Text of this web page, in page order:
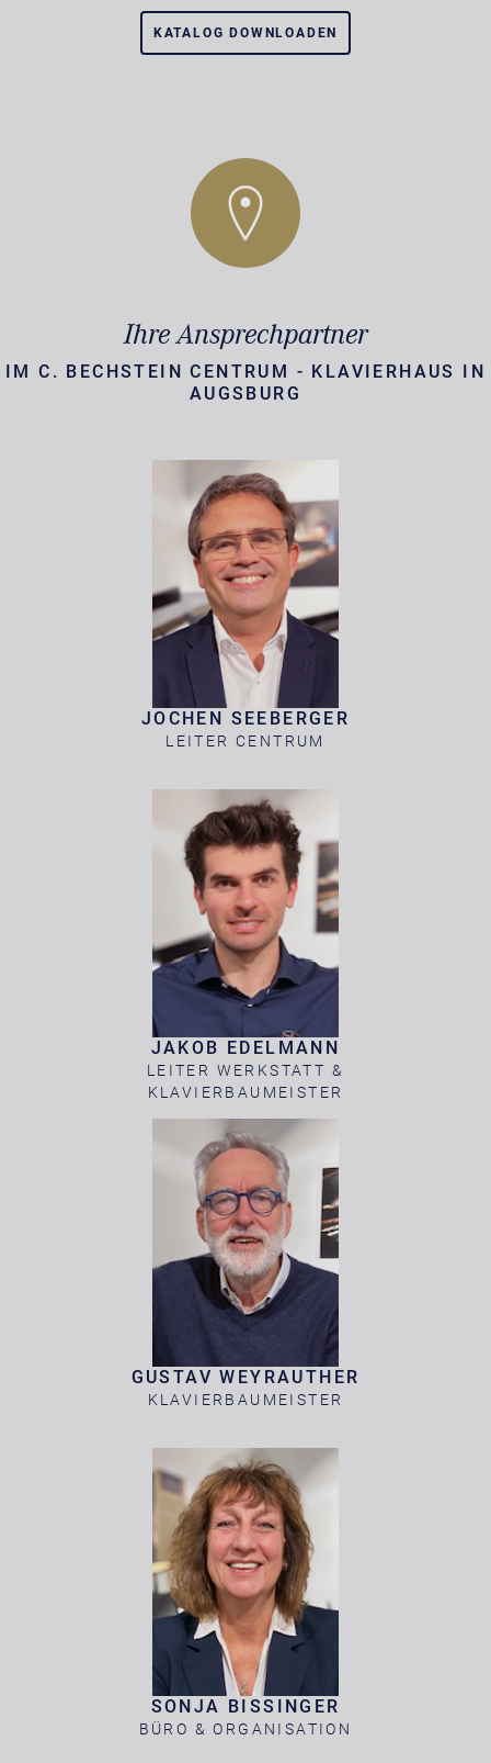
KATALOG DOWNLOADEN
Ihre Ansprechpartner
IM C. BECHSTEIN CENTRUM - KLAVIERHAUS IN
AUGSBURG
JOCHEN SEEBERGER
LEITER CENTRUM
JAKOB EDELMANN
LEITER WERKSTATT &
KLAVIERBAUMEISTER
GUSTAV WEYRAUTHER
KLAVIERBAUMEISTER
SONJA BISSINGER
BÜRO & ORGANISATION